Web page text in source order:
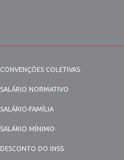
CONVENÇÕES COLETIVAS
SALÁRIO NORMATIVO
SALÁRIO-FAMÍLIA
SALÁRIO MÍNIMO
DESCONTO DO INSS